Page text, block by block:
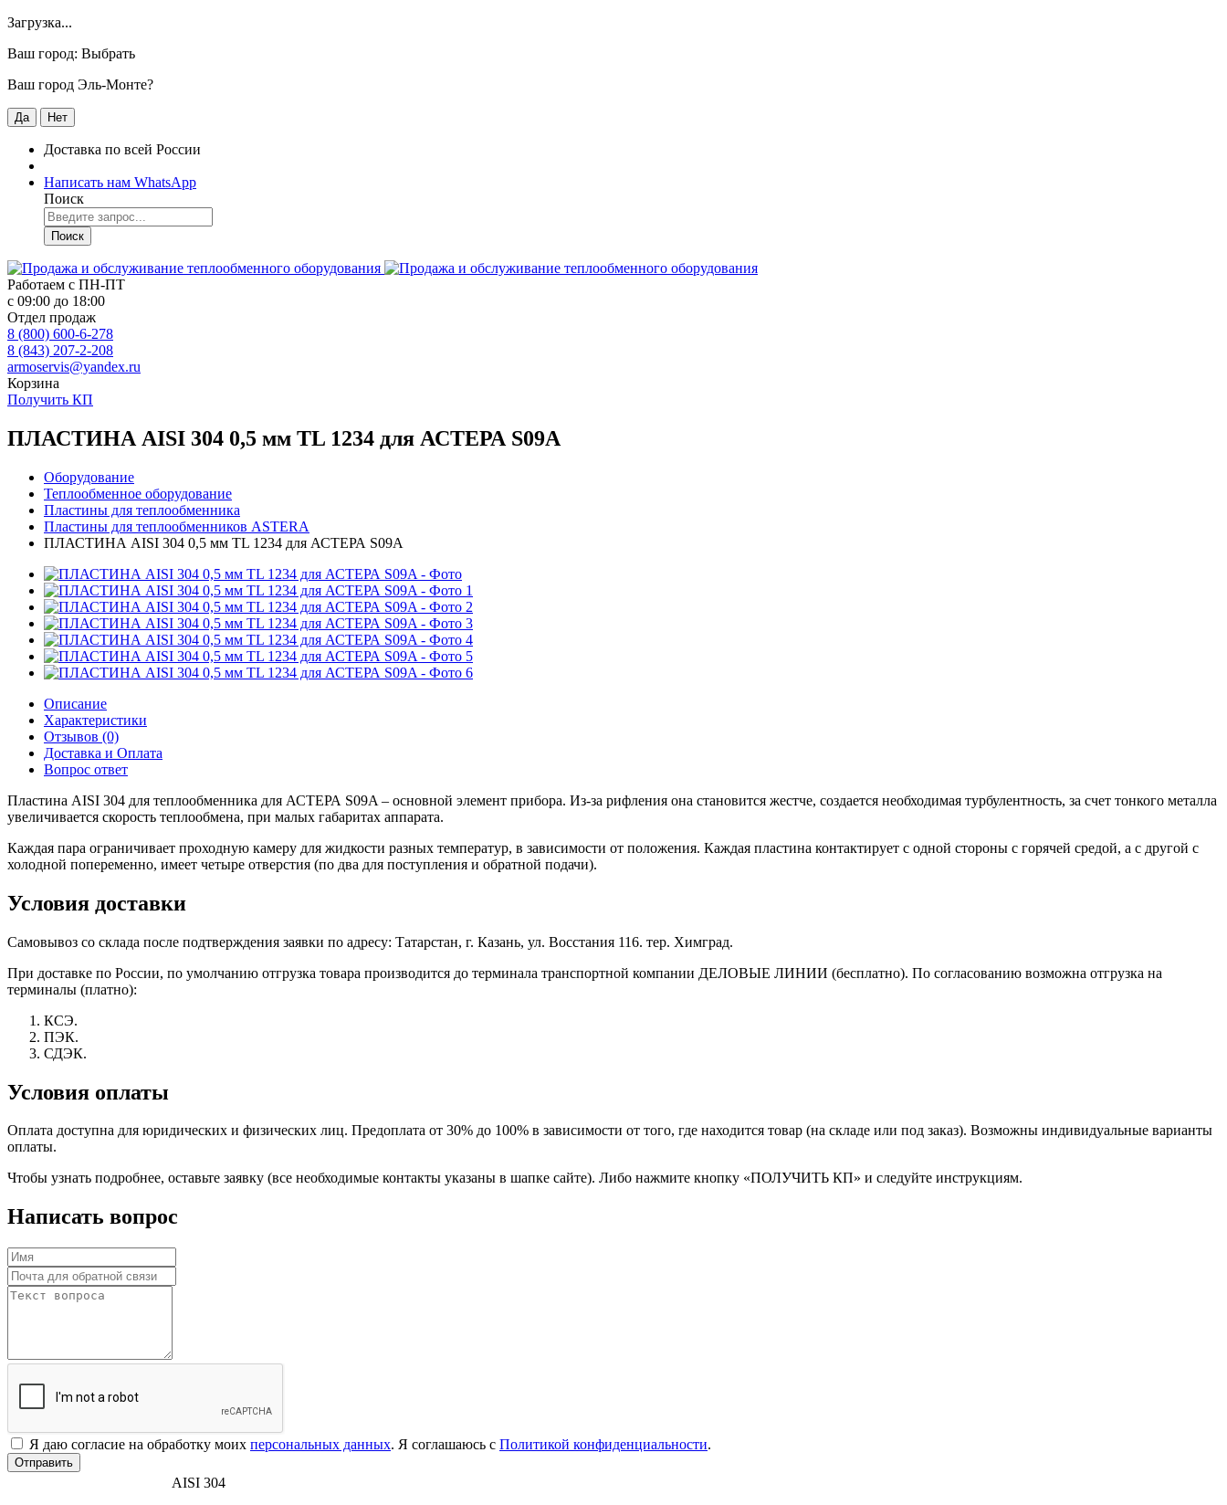
Загрузка...
Ваш город: Выбрать
Ваш город Эль-Монте?
Да Нет
Доставка по всей России
Написать нам WhatsApp
Поиск
Поиск
Работаем с ПН-ПТ
с 09:00 до 18:00
Отдел продаж
8 (800) 600-6-278
8 (843) 207-2-208
armoservis@yandex.ru
Корзина
Получить КП
ПЛАСТИНА AISI 304 0,5 мм TL 1234 для АСТЕРА S09A
Оборудование
Теплообменное оборудование
Пластины для теплообменника
Пластины для теплообменников ASTERA
ПЛАСТИНА AISI 304 0,5 мм TL 1234 для АСТЕРА S09A
Описание
Характеристики
Отзывов (0)
Доставка и Оплата
Вопрос ответ
Пластина AISI 304 для теплообменника для АСТЕРА S09A – основной элемент прибора. Из-за рифления она становится жестче, создается необходимая турбулентность, за счет тонкого металла
увеличивается скорость теплообмена, при малых габаритах аппарата.
Каждая пара ограничивает проходную камеру для жидкости разных температур, в зависимости от положения. Каждая пластина контактирует с одной стороны с горячей средой, а с другой с
холодной попеременно, имеет четыре отверстия (по два для поступления и обратной подачи).
Условия доставки
Самовывоз со склада после подтверждения заявки по адресу: Татарстан, г. Казань, ул. Восстания 116. тер. Химград.
При доставке по России, по умолчанию отгрузка товара производится до терминала транспортной компании ДЕЛОВЫЕ ЛИНИИ (бесплатно). По согласованию возможна отгрузка на
терминалы (платно):
КСЭ.
ПЭК.
СДЭК.
Условия оплаты
Оплата доступна для юридических и физических лиц. Предоплата от 30% до 100% в зависимости от того, где находится товар (на складе или под заказ). Возможны индивидуальные варианты
оплаты.
Чтобы узнать подробнее, оставьте заявку (все необходимые контакты указаны в шапке сайте). Либо нажмите кнопку «ПОЛУЧИТЬ КП» и следуйте инструкциям.
Написать вопрос
Я даю согласие на обработку моих персональных данных. Я соглашаюсь с Политикой конфиденциальности.
Отправить
AISI 304